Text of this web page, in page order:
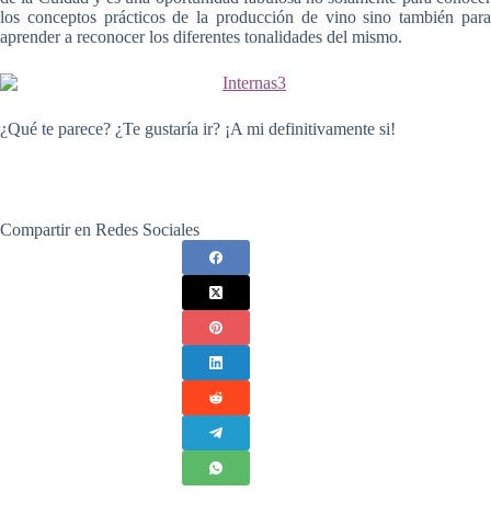
los conceptos prácticos de la producción de vino sino también para
aprender a reconocer los diferentes tonalidades del mismo.
¿Qué te parece? ¿Te gustaría ir? ¡A mi definitivamente si!
Compartir en Redes Sociales